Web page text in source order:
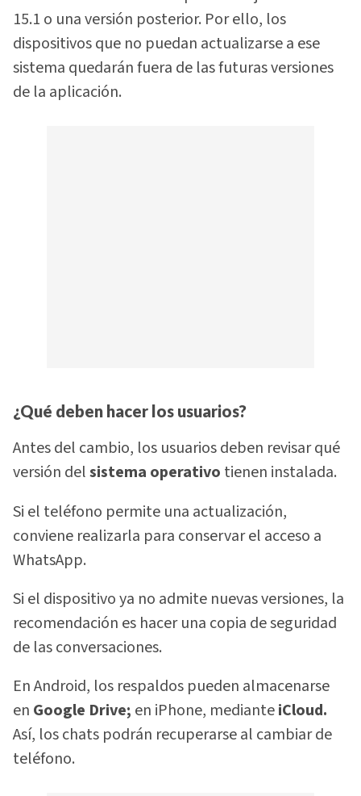
15.1 o una versión posterior. Por ello, los
dispositivos que no puedan actualizarse a ese
sistema quedarán fuera de las futuras versiones
de la aplicación.
¿Qué deben hacer los usuarios?
Antes del cambio, los usuarios deben revisar qué
versión delsistema operativo tienen instalada.
Si el teléfono permite una actualización,
conviene realizarla para conservar el acceso a
WhatsApp.
Si el dispositivo ya no admite nuevas versiones, la
recomendación es hacer una copia de seguridad
de las conversaciones.
En Android, los respaldos pueden almacenarse
en Google Drive; en iPhone, medianteiCloud.
Así, los chats podrán recuperarse al cambiar de
teléfono.